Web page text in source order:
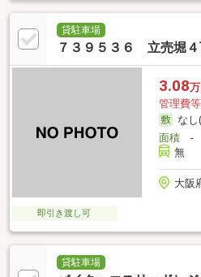
貸駐車場
７３９５３６ 立売堀４
3.08
管理費
なし
面積-
無
大阪
即引き渡し可
貸駐車場